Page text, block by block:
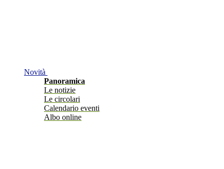
Novità
Panoramica
Le notizie
Le circolari
Calendario eventi
Albo online